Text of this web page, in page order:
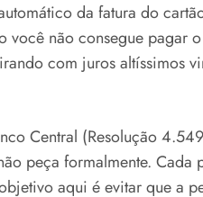
da fatura do
você não consegue pagar
com juros altíssimos
Central (Resolução
peça formalmente.
aqui é evitar que a